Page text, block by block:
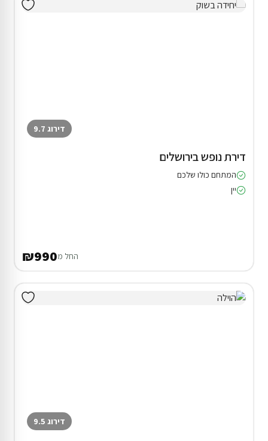
דירוג 9.7
דירת נופש בירושלים
המתחם כולו שלכם
יין
החל מ₪990
דירוג 9.5